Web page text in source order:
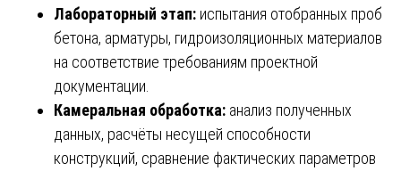
Лабораторный этап: испытания отобранных проб
бетона, арматуры, гидроизоляционных материалов
на соответствие требованиям проектной
документации.
Камеральная обработка: анализ полученных
данных, расчёты несущей способности
конструкций, сравнение фактических параметров